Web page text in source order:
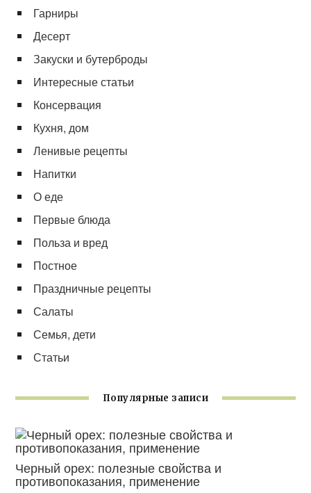
Гарниры
Десерт
Закуски и бутерброды
Интересные статьи
Консервация
Кухня, дом
Ленивые рецепты
Напитки
О еде
Первые блюда
Польза и вред
Постное
Праздничные рецепты
Салаты
Семья, дети
Статьи
Популярные записи
Черный орех: полезные свойства и
противопоказания, применение